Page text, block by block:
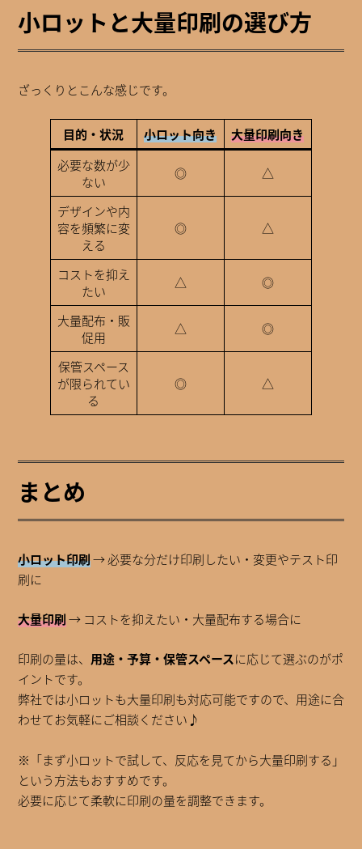
小ロットと大量印刷の選び方
ざっくりとこんな感じです。
目的・状況 小ロット向き
大量印刷向き
必要な数が少
ない
◎ △
デザインや内
容を頻繁に変
える
◎ △
コストを抑え
たい
△ ◎
大量配布・販
促用
△ ◎
保管スペース
が限られてい
る
◎ △
まとめ
小ロット印刷→ 必要な分だけ印刷したい・変更やテスト印
刷に
大量印刷→ コストを抑えたい・大量配布する場合に
印刷の量は、 用途・予算・保管スペースに応じて選ぶのがポ
イントです。
弊社では小ロットも大量印刷も対応可能ですので、用途に合
わせてお気軽にご相談ください♪
※「まず小ロットで試して、反応を見てから大量印刷する」
という方法もおすすめです。
必要に応じて柔軟に印刷の量を調整できます。